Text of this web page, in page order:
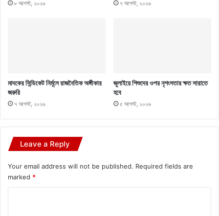
৮ আগস্ট, ২০২৬ ৭ আগস্ট, ২০২৬
মাদকের সিন্ডিকেট নির্মূলে রাজনৈতিক অঙ্গীকার
জরুরি
৭ আগস্ট, ২০২৬
জুলাইয়ে শিশুদের ওপর নৃশংসতার ক্ষত সারাতে
হবে
৫ আগস্ট, ২০২৬
Leave a Reply
Your email address will not be published. Required fields are
marked *